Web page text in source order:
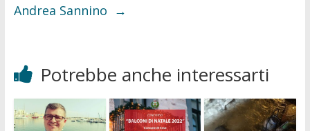
Andrea Sannino →
Potrebbe anche interessarti